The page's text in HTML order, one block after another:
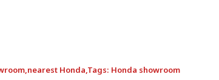
,nearest Honda,Tags: Honda showroom